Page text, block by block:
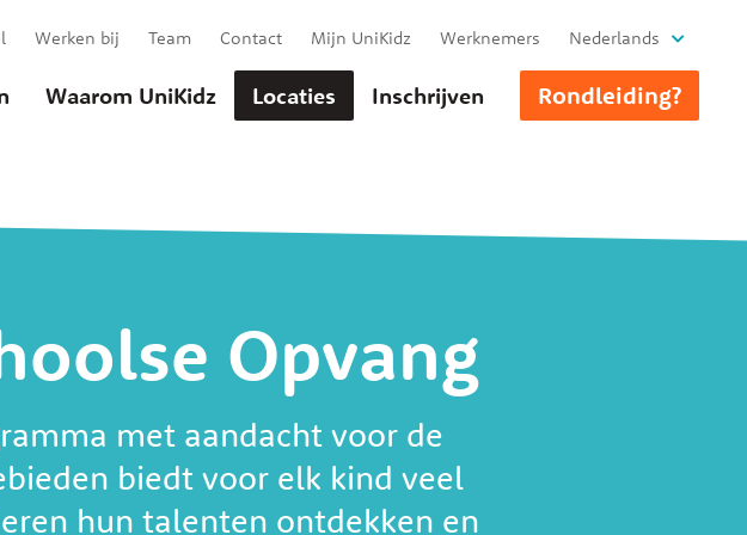
Waarom UniKidz Locaties Inschrijven Rondleiding?
Werken bij Team Contact Mijn UniKidz Werknemers Nederlands
Opvang
met aandacht voor de
biedt voor elk kind veel
hun talenten ontdekken en